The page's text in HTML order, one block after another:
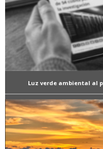
Luz verde ambiental al